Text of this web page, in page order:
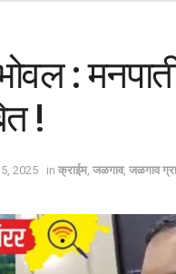
:
!
2025 in क्राईम, जळगाव, जळगाव